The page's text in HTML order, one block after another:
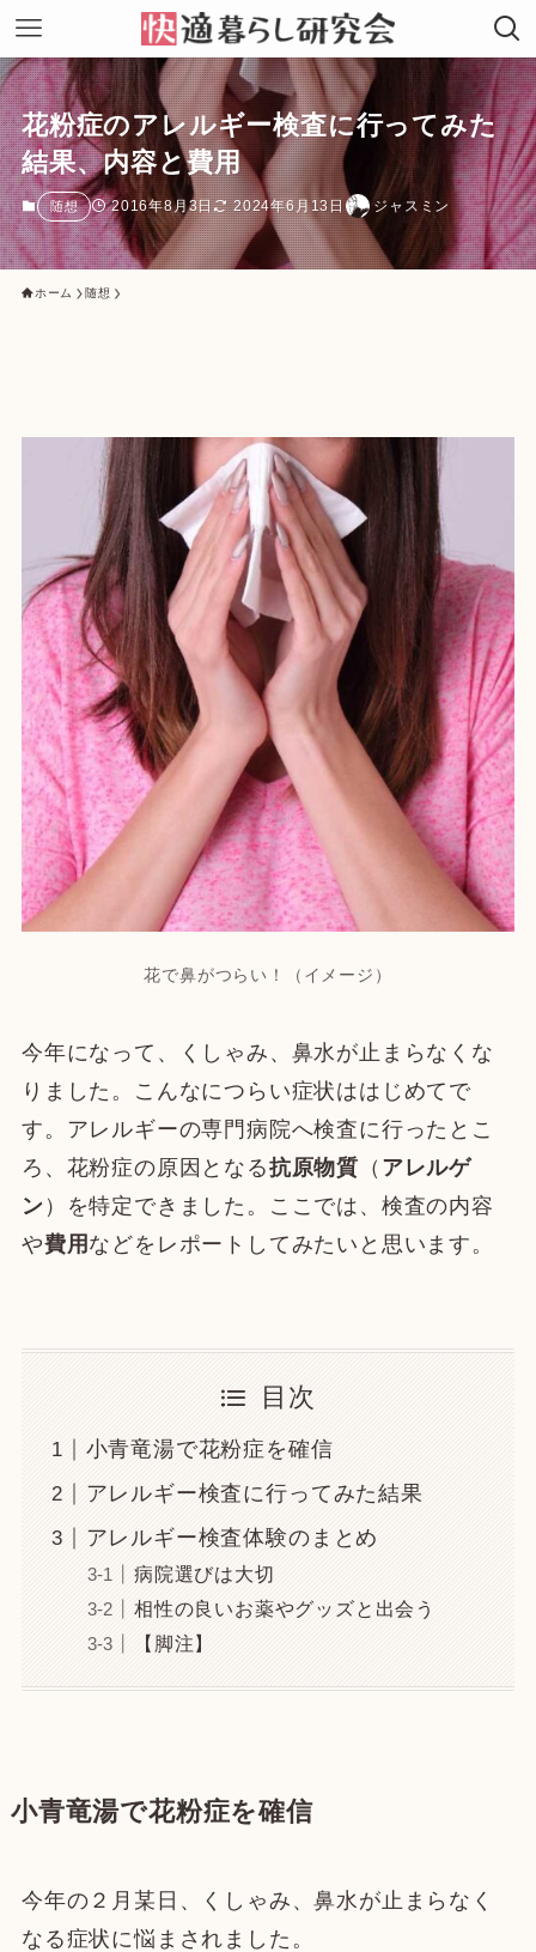
花粉症のアレルギー検査に行ってみた
結果、内容と費用
随想 2016年8月3日 2024年6月13日 ジャスミン
ホーム 随想
花で鼻がつらい！（イメージ）
今年になって、くしゃみ、鼻水が止まらなくな
りました。こんなにつらい症状ははじめてで
す。アレルギーの専門病院へ検査に行ったとこ
ろ、花粉症の原因となる抗原物質 （ アレルゲ
ン ）を特定できました。ここでは、検査の内容
や費用 などをレポートしてみたいと思います。
目次
小青竜湯で花粉症を確信
アレルギー検査に行ってみた結果
アレルギー検査体験のまとめ
病院選びは大切
相性の良いお薬やグッズと出会う
【脚注】
小青竜湯で花粉症を確信
今年の２月某日、くしゃみ、鼻水が止まらなく
なる症状に悩まされました。